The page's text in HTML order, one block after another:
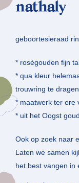
nathaly
geboortesieraad
* roségouden fijn
* qua kleur
trouwring te dragen
* maatwerk ter ere
* uit het Oogst
Ook op zoek naar
Laten we samen
het best vangen in